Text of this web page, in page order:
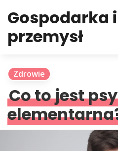
Gospodarka i
przemysł
Zdrowie
Co to jest